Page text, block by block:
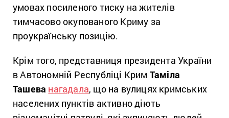
умовах посиленого тиску на жителів
тимчасово окупованого Криму за
проукраїнську позицію.
Крім того, представниця президента України
в Автономній Республіці Крим Таміла
Ташева нагадала, що на вулицях кримських
населених пунктів активно діють